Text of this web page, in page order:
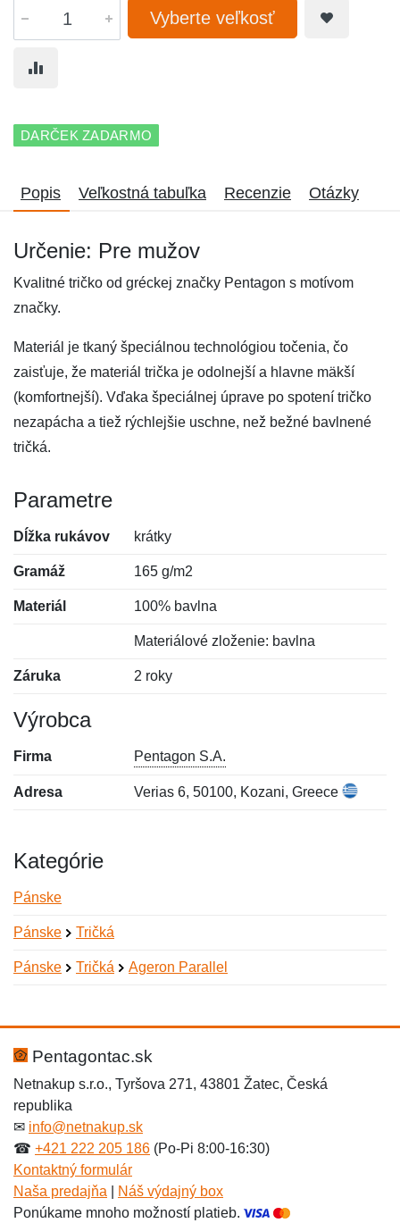
Vyberte veľkosť
DARČEK ZADARMO
Popis Veľkostná tabuľka Recenzie Otázky
Určenie: Pre mužov
Kvalitné tričko od gréckej značky Pentagon s motívom
značky.
Materiál je tkaný špeciálnou technológiou točenia, čo
zaisťuje, že materiál trička je odolnejší a hlavne mäkší
(komfortnejší). Vďaka špeciálnej úprave po spotení tričko
nezapácha a tiež rýchlejšie uschne, než bežné bavlnené
tričká.
Parametre
Dĺžka rukávov krátky
Gramáž 165 g/m2
Materiál 100% bavlna
Materiálové zloženie: bavlna
Záruka 2 roky
Výrobca
Firma Pentagon S.A.
Adresa Verias 6, 50100, Kozani, Greece
Kategórie
Pánske
Pánske Tričká
Pánske Tričká Ageron Parallel
Hodnotenie:
Meno:*
E-mail:
Meno:
E-mail:*
Správa*
Pentagontac.sk
Netnakup s.r.o., Tyršova 271, 43801 Žatec, Česká
republika
✉ info@netnakup.sk
☎ +421 222 205 186 (Po-Pi 8:00-16:30)
Kontaktný formulár
Naša predajňa
Náš výdajný box
Ponúkame mnoho možností platieb.